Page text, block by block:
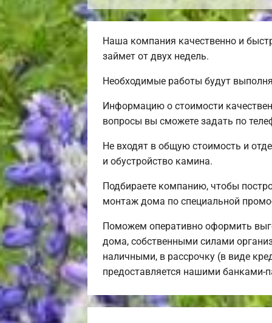
Наша компания качественно и
займет от двух недель.
Необходимые работы будут
Информацию о стоимости
вопросы вы сможете задать по
Не входят в общую стоимость и
и обустройство камина.
Подбираете компанию, чтобы
монтаж дома по специальной
Поможем оперативно оформить
дома, собственными силами
наличными, в рассрочку (в виде
предоставляется нашими банками-